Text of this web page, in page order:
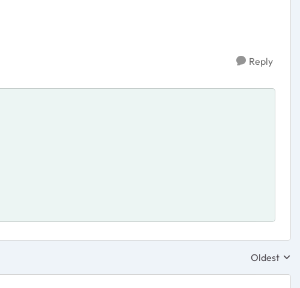
Reply
Replies
Oldest